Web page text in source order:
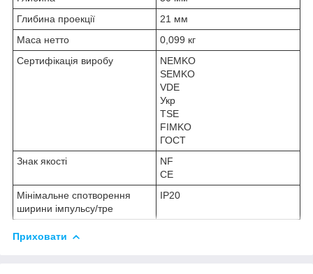
Глибина проекції
21 мм
Маса нетто
0,099 кг
Сертифікація виробу
NEMKO
SEMKO
VDE
Укр
TSE
FIMKO
ГОСТ
Знак якості
NF
CE
Мінімальне спотворення
ширини імпульсу/тре
IP20
Приховати